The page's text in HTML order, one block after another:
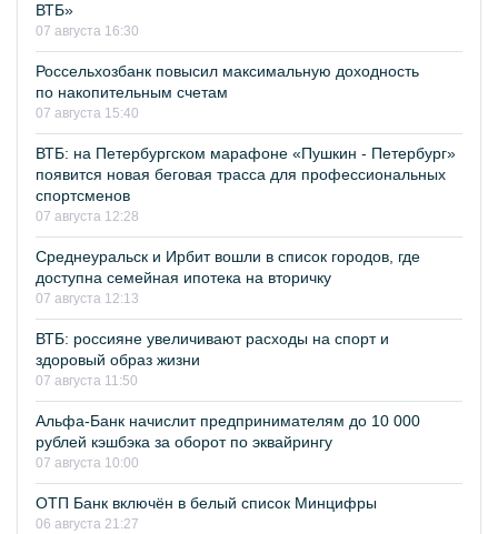
ВТБ»
07 августа 16:30
Россельхозбанк повысил максимальную доходность
по накопительным счетам
07 августа 15:40
ВТБ: на Петербургском марафоне «Пушкин - Петербург»
появится новая беговая трасса для профессиональных
спортсменов
07 августа 12:28
Среднеуральск и Ирбит вошли в список городов, где
доступна семейная ипотека на вторичку
07 августа 12:13
ВТБ: россияне увеличивают расходы на спорт и
здоровый образ жизни
07 августа 11:50
Альфа-Банк начислит предпринимателям до 10 000
рублей кэшбэка за оборот по эквайрингу
07 августа 10:00
ОТП Банк включён в белый список Минцифры
06 августа 21:27